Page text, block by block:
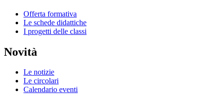
Offerta formativa
Le schede didattiche
I progetti delle classi
Novità
Le notizie
Le circolari
Calendario eventi